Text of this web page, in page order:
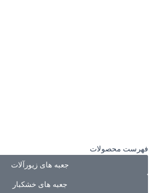
فهرست محصولات
جعبه های زیورآلات
جعبه های خشکبار